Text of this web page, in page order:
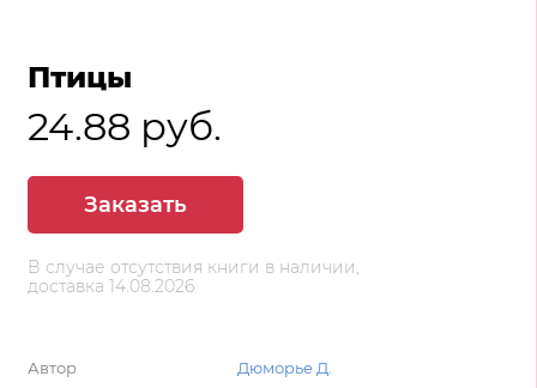
Птицы
24.88 руб.
Заказать
В случае отсутствия книги в наличии,
доставка 14.08.2026
Автор
Дюморье Д.